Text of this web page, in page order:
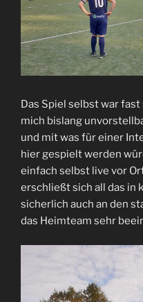
Das Spiel selbst war
mich bislang
und mit was für einer
hier gespielt werden
einfach selbst live vor
erschließt sich all das in
sicherlich auch an den
das Heimteam sehr